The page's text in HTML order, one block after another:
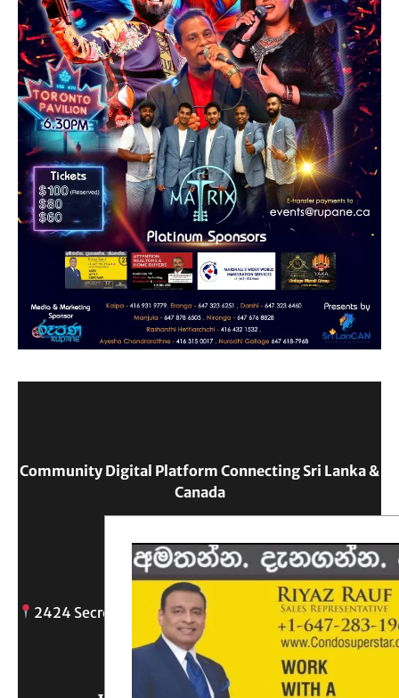
Community Digital Platform Connecting Sri Lanka &
Canada
Reach Out
2424 Secreto drive, Oshawa, ON
info@